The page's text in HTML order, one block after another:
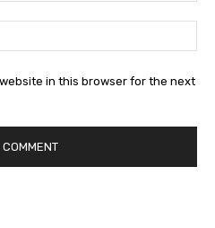
in this browser for the next